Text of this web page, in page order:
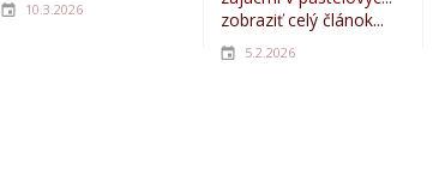
10.3.2026
zobraziť celý článok...
5.2.2026